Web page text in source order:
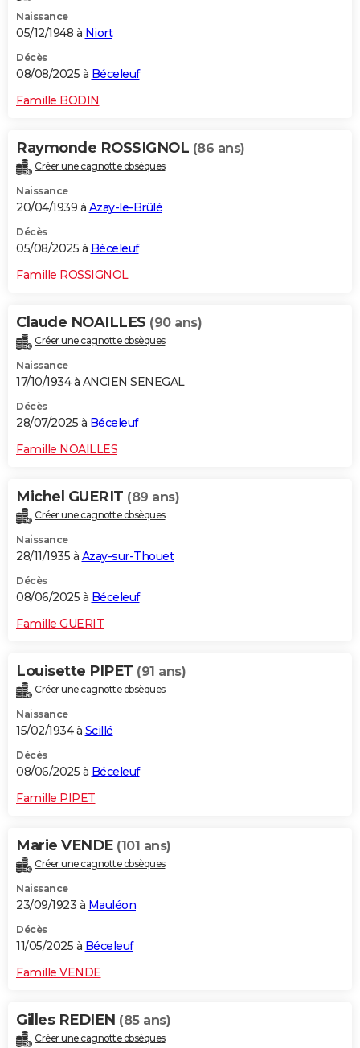
Naissance
05/12/1948 à Niort
Décès
08/08/2025 à Béceleuf
Famille BODIN
Raymonde ROSSIGNOL (86 ans)
Créer une cagnotte obsèques
Naissance
20/04/1939 à Azay-le-Brûlé
Décès
05/08/2025 à Béceleuf
Famille ROSSIGNOL
Claude NOAILLES (90 ans)
Créer une cagnotte obsèques
Naissance
17/10/1934 à ANCIEN SENEGAL
Décès
28/07/2025 à Béceleuf
Famille NOAILLES
Michel GUERIT (89 ans)
Créer une cagnotte obsèques
Naissance
28/11/1935 à Azay-sur-Thouet
Décès
08/06/2025 à Béceleuf
Famille GUERIT
Louisette PIPET (91 ans)
Créer une cagnotte obsèques
Naissance
15/02/1934 à Scillé
Décès
08/06/2025 à Béceleuf
Famille PIPET
Marie VENDE (101 ans)
Créer une cagnotte obsèques
Naissance
23/09/1923 à Mauléon
Décès
11/05/2025 à Béceleuf
Famille VENDE
Gilles REDIEN (85 ans)
Créer une cagnotte obsèques